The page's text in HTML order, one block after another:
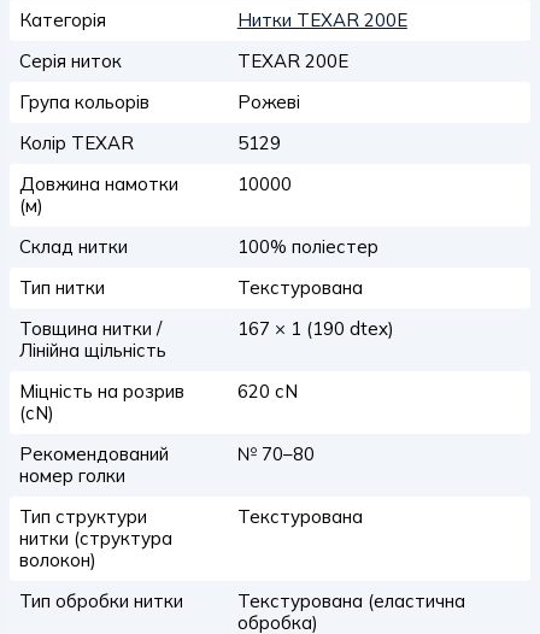
Категорія
Нитки TEXAR 200E
Серія ниток
TEXAR 200E
Група кольорів
Рожеві
Колір TEXAR
5129
Довжина намотки
(м)
10000
Склад нитки
100% поліестер
Тип нитки
Текстурована
Товщина нитки /
Лінійна щільність
167 × 1 (190 dtex)
Міцність на розрив
(сN)
620 сN
Рекомендований
номер голки
№ 70–80
Тип структури
нитки (структура
волокон)
Текстурована
Тип обробки нитки
Текстурована (еластична
обробка)